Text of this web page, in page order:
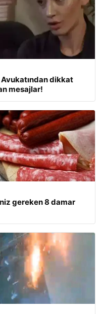
Avukatından dikkat
mesajlar!
gereken 8 damar